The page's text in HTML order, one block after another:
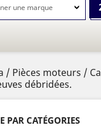
/ Pièces moteurs /
débridées.
PAR CATÉGORIES